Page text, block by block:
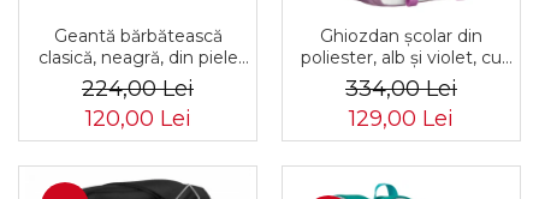
Geantă bărbătească
clasică, neagră, din piele
ecologică, cu fermoar -
Rovicky PTR-R-SDR-01-
1631 BLACK
224,00 Lei
120,00 Lei
Ghiozdan școlar din
poliester, alb și violet, cu
bretele reglabile -
Peterson PTR-PTN 8603-
1303 PURPLE
334,00 Lei
129,00 Lei